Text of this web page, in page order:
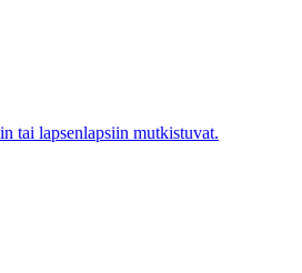
tai lapsenlapsiin mutkistuvat.